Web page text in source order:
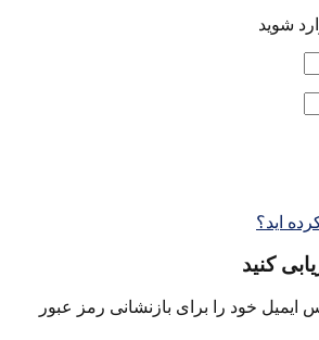
شوید
اید؟
کنید
ایمیل خود را برای بازنشانی رمز عبور